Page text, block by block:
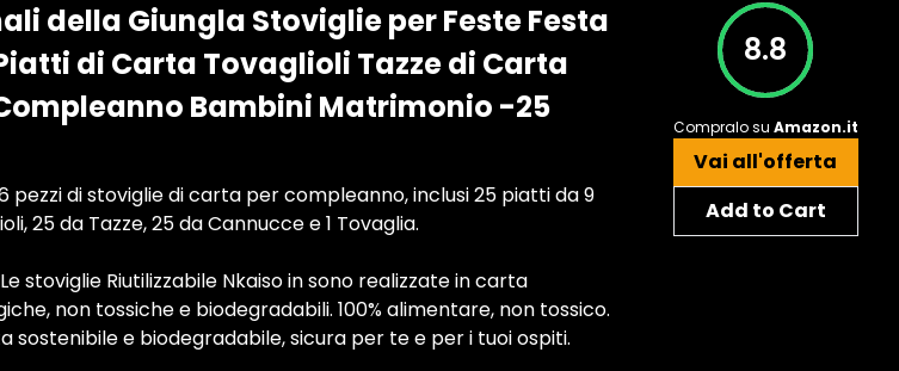
della Giungla Stoviglie per Feste Festa
di Carta Tovaglioli Tazze di Carta
Bambini Matrimonio -25
pezzi di stoviglie di carta per compleanno, inclusi 25 piatti da 9
25 da Tazze, 25 da Cannucce e 1 Tovaglia.
stoviglie Riutilizzabile Nkaiso in sono realizzate in carta
non tossiche e biodegradabili. 100% alimentare, non tossico.
sostenibile e biodegradabile, sicura per te e per i tuoi ospiti.
8.8
Compralo su Amazon.it
Vai all'offerta
Add to Cart